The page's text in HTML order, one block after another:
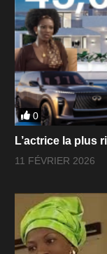
0
L’actrice la plus
11 FÉVRIER 2026